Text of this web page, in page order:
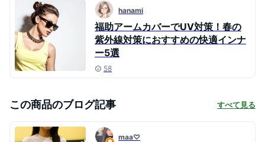
hanami
福助アームカバーでUV対策！春の
紫外線対策におすすめの快適インナ
ー5選
58
この商品のブログ記事 すべて見る
maa♡